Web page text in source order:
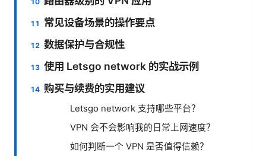
常见设备场景的操作要点
数据保护与合规性
使用 Letsgo network 的实战示例
购买与续费的实用建议
Letsgo network 支持哪些平台？
VPN 会不会影响我的日常上网速度？
如何判断一个 VPN 是否值得信赖？